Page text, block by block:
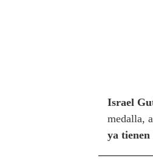
Israel
medalla,
ya tienen